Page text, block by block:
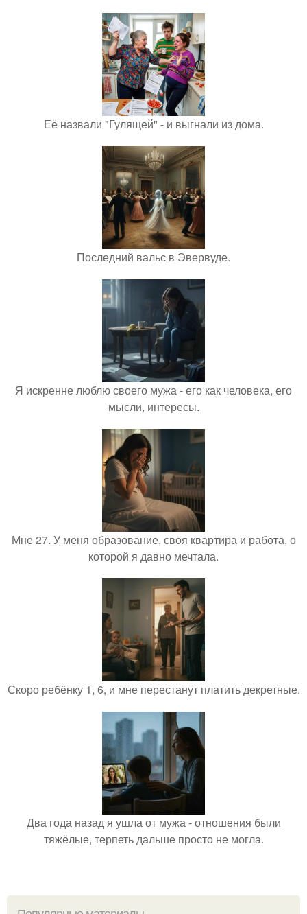
Её назвали "Гулящей" - и выгнали из дома.
Последний вальс в Эвервуде.
Я искренне люблю своего мужа - его как человека, его
мысли, интересы.
Мне 27. У меня образование, своя квартира и работа, о
которой я давно мечтала.
Скоро ребёнку 1, 6, и мне перестанут платить декретные.
Два года назад я ушла от мужа - отношения были
тяжёлые, терпеть дальше просто не могла.